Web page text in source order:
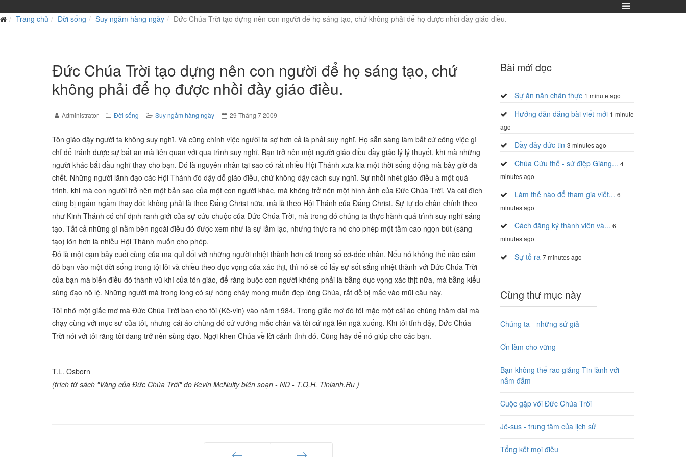
Trang chủ Đời sống Suy ngẫm hàng ngày Đức Chúa Trời tạo dựng nên con người để họ sáng tạo, chứ không phải để họ được nhồi đầy giáo điều.
Đức Chúa Trời tạo dựng nên con người để họ sáng tạo, chứ
không phải để họ được nhồi đầy giáo điều.
Administrator Đời sống Suy ngẫm hàng ngày 29 Tháng 7 2009
Tôn giáo dậy người ta không suy nghĩ. Và cũng chính việc người ta sợ hơn cả là phải suy nghĩ. Họ sẵn sàng làm bất cứ công việc gì
chỉ để tránh được sự bất an mà liên quan với qua trình suy nghĩ. Bạn trở nên một người giáo điều đầy giáo lý lý thuyết, khi mà những
người khác bắt đầu nghĩ thay cho bạn. Đó là nguyên nhân tại sao có rất nhiều Hội Thánh xưa kia một thời sống động mà bây giờ đã
chết. Những người lãnh đạo các Hội Thánh đó dậy dỗ giáo điều, chứ không dậy cách suy nghĩ. Sự nhồi nhét giáo điều à một quá
trình, khi mà con người trở nên một bản sao của một con người khác, mà không trở nên một hình ảnh của Đức Chúa Trời. Và cái đích
cũng bị ngấm ngầm thay đổi: không phải là theo Đấng Christ nữa, mà là theo Hội Thánh của Đấng Christ. Sự tự do chân chính theo
như Kinh-Thánh có chỉ định ranh giới của sự cứu chuộc của Đức Chúa Trời, mà trong đó chúng ta thực hành quá trình suy nghĩ sáng
tạo. Tất cả những gì nằm bên ngoài điều đó được xem như là sự lầm lạc, nhưng thực ra nó cho phép một tầm cao ngọn bút (sáng
tạo) lớn hơn là nhiều Hội Thánh muốn cho phép.
Đó là một cạm bẫy cuối cùng của ma quỉ đối với những người nhiệt thành hơn cả trong số cơ-đốc nhân. Nếu nó không thể nào cám
dỗ bạn vào một đời sống trong tội lỗi và chiều theo dục vọng của xác thịt, thì nó sẽ cố lấy sự sốt sắng nhiệt thành với Đức Chúa Trời
của bạn mà biến điều đó thành vũ khí của tôn giáo, để ràng buộc con người không phải là bằng dục vọng xác thịt nữa, mà bằng kiểu
sùng đạo nô lệ. Những người mà trong lòng có sự nóng cháy mong muốn đẹp lòng Chúa, rất dễ bị mắc vào mũi câu này.
Tôi nhớ một giấc mơ mà Đức Chúa Trời ban cho tôi (Kê-vin) vào năm 1984. Trong giấc mơ đó tôi mặc một cái áo chùng thâm dài mà
chạy cùng với mục sư của tôi, nhưng cái áo chùng đó cứ vướng mắc chân và tôi cứ ngã lên ngã xuống. Khi tôi tỉnh dậy, Đức Chúa
Trời nói với tôi rằng tôi đang trở nên sùng đạo. Ngợi khen Chúa về lời cảnh tỉnh đó. Cũng hãy để nó giúp cho các bạn.
T.L. Osborn
(trích từ sách "Vàng của Đức Chúa Trời" do Kevin McNulty biên soạn - ND - T.Q.H. Tinlanh.Ru )
Bài mới đọc
Sự ăn năn chân thực 1 minute ago
Hướng dẫn đăng bài viết mới 1 minute
ago
Đầy dẫy đức tin 3 minutes ago
Chúa Cứu thế - sứ điệp Giáng... 4
minutes ago
Làm thế nào để tham gia viết... 6
minutes ago
Cách đăng ký thành viên và... 6
minutes ago
Sự tỏ ra 7 minutes ago
Cùng thư mục này
Chúng ta - những sứ giả
Ơn làm cho vững
Bạn không thể rao giảng Tin lành với
nắm đấm
Cuộc gặp với Đức Chúa Trời
Jê-sus - trung tâm của lịch sử
Tổng kết mọi điều